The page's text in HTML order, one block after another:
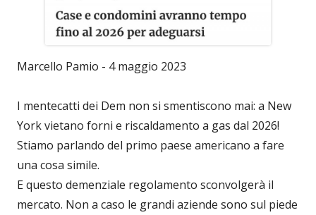
Marcello Pamio - 4 maggio 2023
I mentecatti dei Dem non si smentiscono mai: a New
York vietano forni e riscaldamento a gas dal 2026!
Stiamo parlando del primo paese americano a fare
una cosa simile.
E questo demenziale regolamento sconvolgerà il
mercato. Non a caso le grandi aziende sono sul piede